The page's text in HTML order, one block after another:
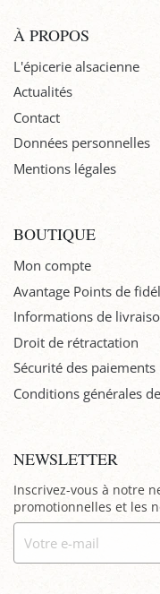
À PROPOS
L'épicerie alsacienne
Actualités
Contact
Données personnelles
Mentions légales
BOUTIQUE
Mon compte
Avantage Points de
Informations de
Droit de rétractation
Sécurité des paiements
Conditions générales
NEWSLETTER
Inscrivez-vous à notre
promotionnelles et les